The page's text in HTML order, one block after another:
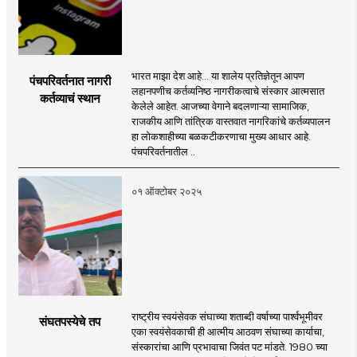
पंचपरिवर्तनात नागरी
कर्तव्याचं स्थान
भारत माझा देश आहे... या शालेय प्रतिज्ञेतून आपण
लहानपणीच कर्तव्यनिष्ठ नागरीकत्वाचे संस्कार आत्मसात
केलेले आहेत. आजच्या वेगाने बदलणाऱ्या सामाजिक,
राजकीय आणि तांत्रिक वास्तवात नागरिकांचे कर्तव्यपालन
हा लोकशाहीच्या बळकटीकरणाचा मुख्य आधार आहे.
पंचपरिवर्तनातील ..
०१ ऑक्टोबर २०२५
संघतपस्येचे तप
राष्ट्रीय स्वयंसेवक संघाच्या शताब्दी वर्षाच्या पार्श्वभूमीवर
एका स्वयंसेवकाची ही आत्मीय आठवण संघाच्या कार्याचा,
संस्कारांचा आणि प्रभावाचा जिवंत पट मांडते. 1980 च्या